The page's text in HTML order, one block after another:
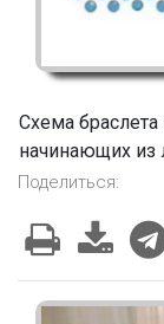
Схема браслета
начинающих из
Поделиться: